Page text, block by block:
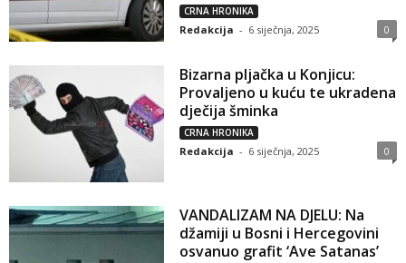
CRNA HRONIKA
Redakcija - 6 siječnja, 2025 0
Bizarna pljačka u Konjicu:
Provaljeno u kuću te ukradena
dječija šminka
CRNA HRONIKA
Redakcija - 6 siječnja, 2025 0
VANDALIZAM NA DJELU: Na
džamiji u Bosni i Hercegovini
osvanuo grafit ‘Ave Satanas’